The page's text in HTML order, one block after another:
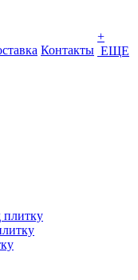
Контакты
+
ЕЩЕ
плитку